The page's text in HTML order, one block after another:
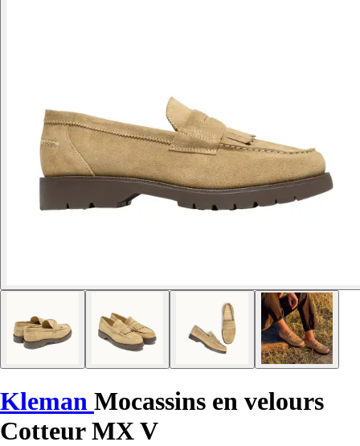
Kleman Mocassins en velours
Cotteur MX V